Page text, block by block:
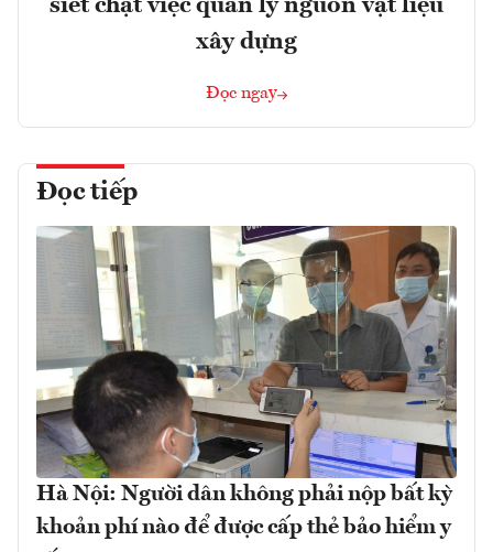
siết chặt việc quản lý nguồn vật liệu
xây dựng
Đọc ngay
Đọc tiếp
Hà Nội: Người dân không phải nộp bất kỳ
khoản phí nào để được cấp thẻ bảo hiểm y